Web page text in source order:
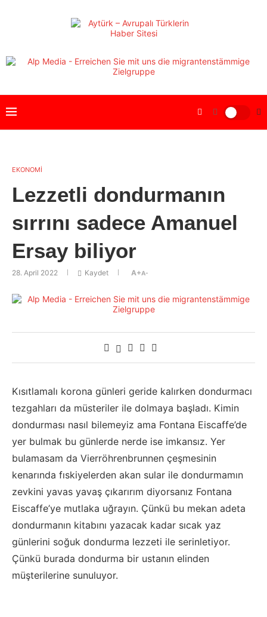
EKONOMİ
Lezzetli dondurmanın
sırrını sadece Amanuel
Ersay biliyor
28. April 2022 Kaydet A+A-
Kısıtlamalı korona günleri geride kalırken dondurmacı
tezgahları da müsteriler ile dolmaya başladı. Kimin
dondurması nasıl bilemeyiz ama Fontana Eiscaffe’de
yer bulmak bu günlerde nerde ise imkansız. Yer
bulamasam da Vierröhrenbrunnen çeşmesinin
kenarında fıskiyelerden akan sular ile dondurmamın
zevkini yavas yavaş çıkarırım diyorsanız Fontana
Eiscaffe’ye mutlaka uğrayın. Çünkü bu mekan adeta
dondurmanın kitabını yazacak kadar sıcak yaz
günlerini soğuk dondurma lezzeti ile serinletiyor.
Çünkü burada dondurma bir ustanın elinden
müşterilerine sunuluyor.